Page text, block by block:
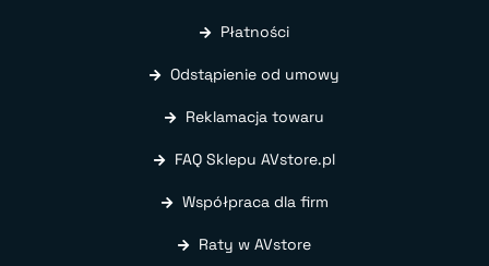
Płatności
Odstąpienie od umowy
Reklamacja towaru
FAQ Sklepu AVstore.pl
Współpraca dla firm
Raty w AVstore